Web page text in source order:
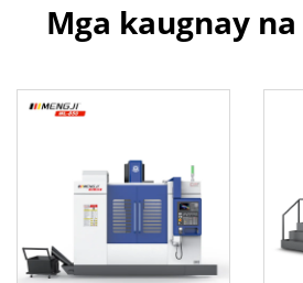
Mga kaugnay